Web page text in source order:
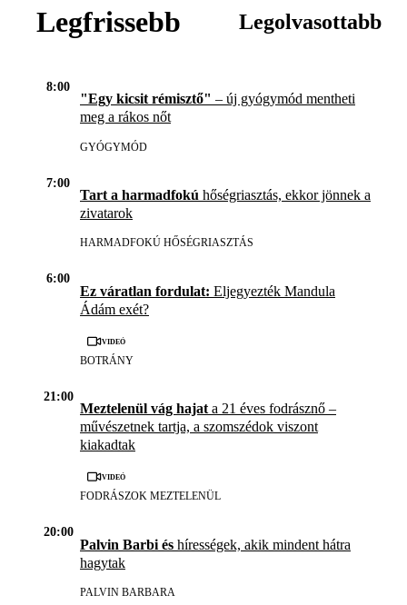
Legfrissebb Legolvasottabb
8:00
"Egy kicsit rémisztő" – új gyógymód mentheti
meg a rákos nőt
GYÓGYMÓD
7:00
Tart a harmadfokú hőségriasztás, ekkor jönnek a
zivatarok
HARMADFOKÚ HŐSÉGRIASZTÁS
6:00
Ez váratlan fordulat: Eljegyezték Mandula
Ádám exét?
Videó
BOTRÁNY
21:00
Meztelenül vág hajat a 21 éves fodrásznő –
művészetnek tartja, a szomszédok viszont
kiakadtak
Videó
FODRÁSZOK MEZTELENÜL
20:00
Palvin Barbi és hírességek, akik mindent hátra
hagytak
PALVIN BARBARA